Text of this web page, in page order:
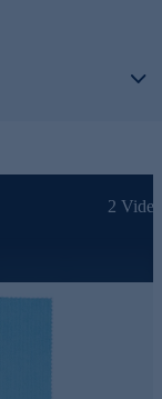
Mit seiner
und Abwischen
2